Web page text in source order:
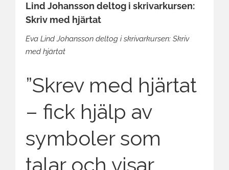
Lind Johansson deltog i skrivarkursen:
Skriv med hjärtat
Eva Lind Johansson deltog i skrivarkursen: Skriv
med hjärtat
”Skrev med hjärtat
– fick hjälp av
symboler som
talar och visar